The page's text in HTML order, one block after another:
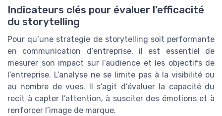
Indicateurs clés pour évaluer l’efficacité
du storytelling
Pour qu’une strategie de storytelling soit performante
en communication d’entreprise, il est essentiel de
mesurer son impact sur l’audience et les objectifs de
l’entreprise. L’analyse ne se limite pas à la visibilité ou
au nombre de vues. Il s’agit d’évaluer la capacité du
recit à capter l’attention, à susciter des émotions et à
renforcer l’image de marque.